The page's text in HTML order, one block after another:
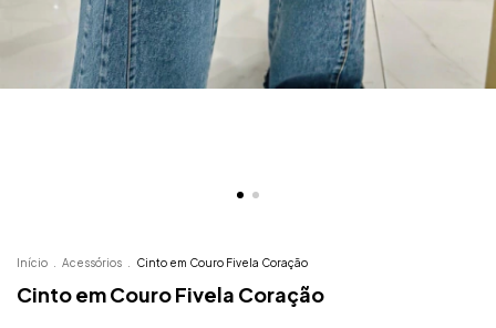
Início Acessórios Cinto em Couro Fivela Coração
Cinto em Couro Fivela Coração